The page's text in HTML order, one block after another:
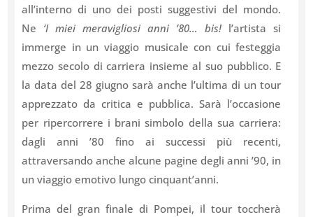
all’interno di uno dei posti suggestivi del mondo.
Ne ‘I miei meravigliosi anni ’80… bis! l’artista si
immerge in un viaggio musicale con cui festeggia
mezzo secolo di carriera insieme al suo pubblico. E
la data del 28 giugno sarà anche l’ultima di un tour
apprezzato da critica e pubblica. Sarà l’occasione
per ripercorrere i brani simbolo della sua carriera:
dagli anni ’80 fino ai successi più recenti,
attraversando anche alcune pagine degli anni ’90, in
un viaggio emotivo lungo cinquant’anni.
Prima del gran finale di Pompei, il tour toccherà